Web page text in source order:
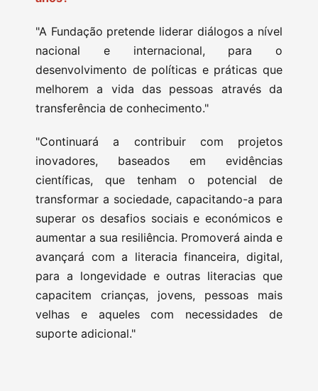
"A Fundação pretende liderar diálogos a nível
nacional e internacional, para o
desenvolvimento de políticas e práticas que
melhorem a vida das pessoas através da
transferência de conhecimento."
"Continuará a contribuir com projetos
inovadores, baseados em evidências
científicas, que tenham o potencial de
transformar a sociedade, capacitando-a para
superar os desafios sociais e económicos e
aumentar a sua resiliência. Promoverá ainda e
avançará com a literacia financeira, digital,
para a longevidade e outras literacias que
capacitem crianças, jovens, pessoas mais
velhas e aqueles com necessidades de
suporte adicional."